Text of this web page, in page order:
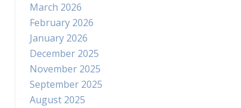
March 2026
February 2026
January 2026
December 2025
November 2025
September 2025
August 2025